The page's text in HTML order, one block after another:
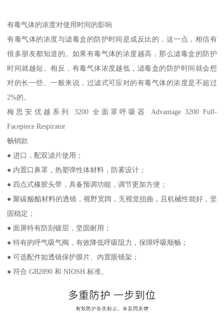
有毒气体的浓度对使用时间的影响
有毒气体的浓度与滤毒盒的防护时间是成反比的，这一点，相信有
很多朋友都知道的。如果有毒气体的浓度越高，那么滤毒盒的防护
时间就越短。相反，有毒气体浓度越低，滤毒盒的防护时间就会想
对的长一些。一般来说，过滤式可应对的有毒气体的浓度是不超过
2%的。
梅思安优越系列 3200 全面罩呼吸器 Advantage 3200 Full-
Facepiece Respirator
畅销款
● 进口，配双滤片使用；
● 内置口鼻罩，热塑弹性体材料，防雾设计；
● 四点式橡胶头带，具备预调功能，调节更加方便；
● 聚碳酸酯材料的透镜，视野宽阔，无视觉扭曲，且机械性能好，坚
固稳定；
● 面屏特有防刮镀层，坚固耐用；
● 特有的呼气吸气阀，有效降低呼吸阻力，保障呼吸顺畅；
● 可选配件如透镜保护膜片、内置眼镜架；
● 符合 GB2890 和 NIOSH 标准。